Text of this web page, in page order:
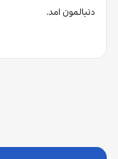
دنبالمون امد.